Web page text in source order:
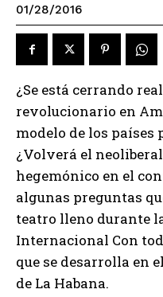
01/28/2016
¿Se está cerrando
revolucionario en
modelo de los países
¿Volverá el
hegemónico en el
algunas preguntas
teatro lleno durante
Internacional Con
que se desarrolla en
de La Habana.